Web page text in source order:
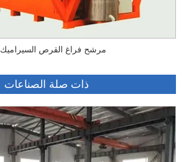
CF مرشح فراغ القرص السيراميك
ذات صلة الصناعات